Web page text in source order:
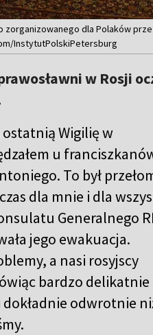
dla Polaków
InstytutPolskiPetersburg
w Rosji
Wigilię w
u
To był
dla mnie i dla
Generalnego
jego ewakuacja.
a nasi rosyjscy
bardzo delikatnie
odwrotnie